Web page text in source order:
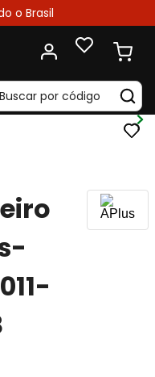
o Brasil
Buscar por código